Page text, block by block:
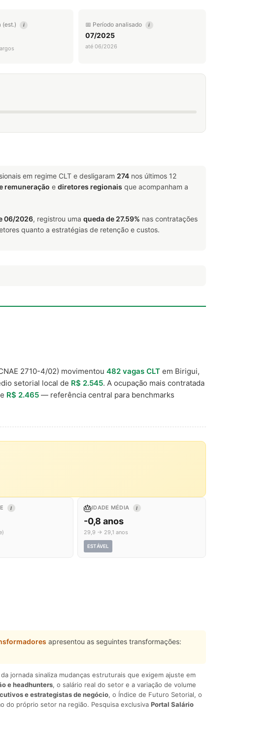
(est.) i 📅 Período analisado i
07/2025
até 06/2026
em regime CLT e desligaram 274 nos últimos 12
remuneração e diretores regionais que acompanham a
06/2026, registrou uma queda de 27.59% nas contratações
quanto a estratégias de retenção e custos.
2710-4/02) movimentou 482 vagas CLT em Birigui,
setorial local de R$ 2.545. A ocupação mais contratada
R$ 2.465 — referência central para benchmarks
I 🎂IDADE MÉDIA I
-0,8 anos
29,9 → 29,1 anos
ESTÁVEL
apresentou as seguintes transformações:
jornada sinaliza mudanças estruturais que exigem ajuste em
e headhunters, o salário real do setor e a variação de volume
e estrategistas de negócio, o Índice de Futuro Setorial, o
do próprio setor na região. Pesquisa exclusiva Portal Salário